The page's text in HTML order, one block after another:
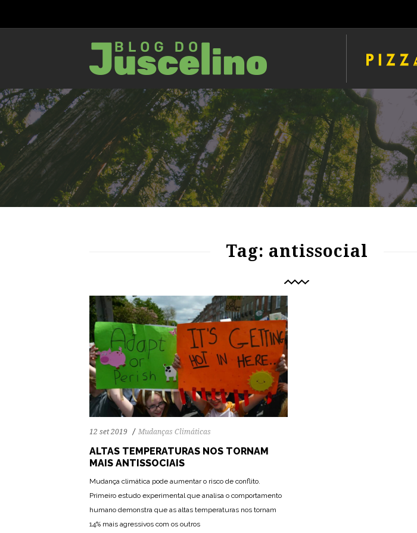
Tag: antissocial
12 set 2019 Mudanças Climáticas
ALTAS TEMPERATURAS NOS TORNAM
MAIS ANTISSOCIAIS
Mudança climática pode aumentar o risco de conflito.
Primeiro estudo experimental que analisa o comportamento
humano demonstra que as altas temperaturas nos tornam
14% mais agressivos com os outros